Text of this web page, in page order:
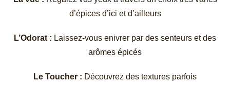
d’épices d’ici et d’ailleurs
L’Odorat : Laissez-vous enivrer par des senteurs et des
arômes épicés
Le Toucher : Découvrez des textures parfois